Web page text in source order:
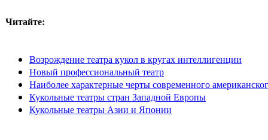
Читайте:
Возрождение театра кукол в кругах интеллигенции
Новый профессиональный театр
Наиболее характерные черты современного
Кукольные театры стран Западной Европы
Кукольные театры Азии и Японии